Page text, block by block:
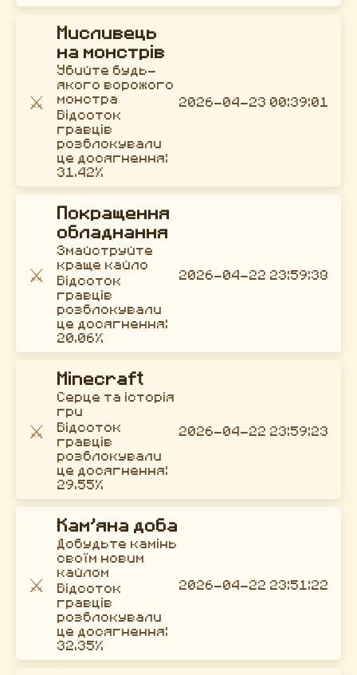
⚔️
Мисливець
на монстрів
Убийте будь-
якого ворожого
монстра
Відсоток
гравців
розблокували
це досягнення:
31.42%
2026-04-23 00:39:01
⚔️
Покращення
обладнання
Змайструйте
краще кайло
Відсоток
гравців
розблокували
це досягнення:
20.06%
2026-04-22 23:59:38
⚔️
Minecraft
Серце та історія
гри
Відсоток
гравців
розблокували
це досягнення:
29.55%
2026-04-22 23:59:23
⚔️
Кам’яна доба
Добудьте камінь
своїм новим
кайлом
Відсоток
гравців
розблокували
це досягнення:
32.35%
2026-04-22 23:51:22